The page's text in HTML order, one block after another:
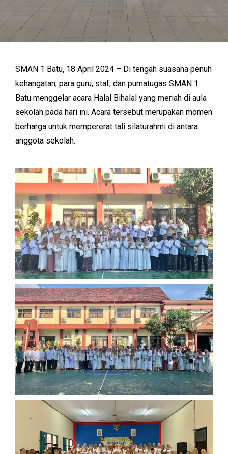
SMAN 1 Batu, 18 April 2024 – Di tengah suasana penuh
kehangatan, para guru, staf, dan purnatugas SMAN 1
Batu menggelar acara Halal Bihalal yang meriah di aula
sekolah pada hari ini. Acara tersebut merupakan momen
berharga untuk mempererat tali silaturahmi di antara
anggota sekolah.